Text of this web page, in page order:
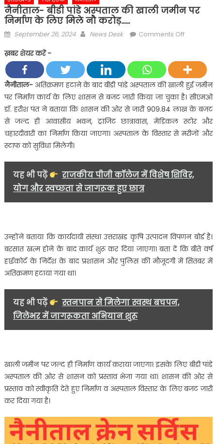
नैनीताल- बीडी पांडे अस्पताल की खाली जमीन पर
निर्माण के लिए मिले नौ करोड़……
Posted
September 26, 2024 Author
News Desk Comments Offon
पांडे
अस्पताल
की
खाली
जमीन
पर
निर्माण
मिले
नौ
ख़बर शेयर करें -
नैनीताल-अतिक्रमण हटाने के बाद बीडी पांडे अस्पताल की खाली हुई जमीन
पर निर्माण कार्य के लिए शासन से बजट जारी किया जा चुका है। सीएमओ
डॉ. हरीश पंत ने बताया कि शासन की ओर से जारी 909.84 लाख के बजट
से जल्द ही आवासीय भवन, ट्रांजिट छात्रावास, मेडिकल स्टोर और
चहारदीवारी का निर्माण किया जाएगा। अस्पताल के विस्तार से मरीजों और
स्टाफ को सुविधा मिलेगी।
यह भी पढ़ें
राजकीय पीजी कॉलेज में विशेष शिविर,
योग और स्वच्छता से जागरूक हुए छात्र
उन्होंने बताया कि कार्यदायी संस्था उत्तराखंड कृषि उत्पादन विपणन बोर्ड है।
बरसात खत्म होने के बाद कार्य शुरू कर दिया जाएगा। बता दें कि बीते वर्ष
हाईकोर्ट के निर्देश के बाद प्रशासन और पुलिस की मौजूदगी में सितंबर में
अतिक्रमण हटाया गया था।
यह भी पढ़ें
स्तनपान से मिलेगा स्वस्थ बचपन,
जिलेभर में जागरूकता अभियान शुरू
खाली जमीन पर जल्द ही निर्माण कार्य कराया जाएगा। इसके लिए बीडी पांडे
अस्पताल की ओर से शासन को प्रस्ताव भेजा गया था। शासन की ओर से
प्रस्ताव को स्वीकृति देते हुए निर्माण व अस्पताल विस्तार के लिए बजट जारी
कर दिया गया है।